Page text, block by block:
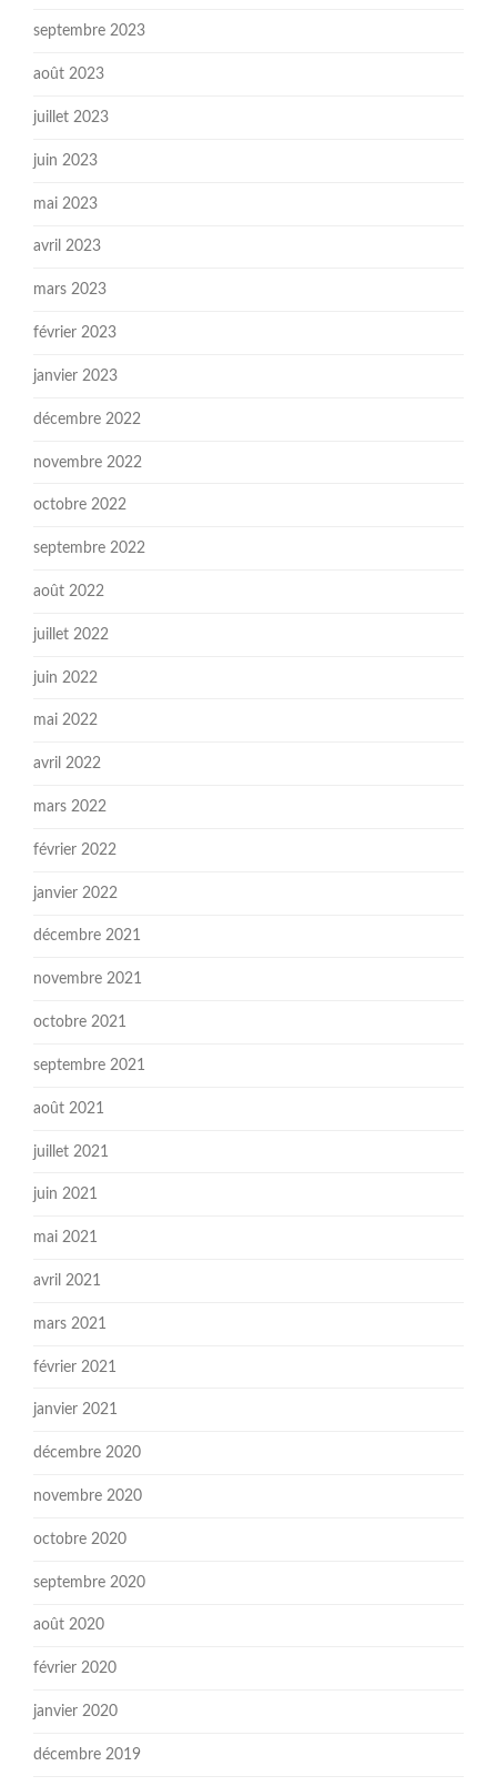
septembre 2023
août 2023
juillet 2023
juin 2023
mai 2023
avril 2023
mars 2023
février 2023
janvier 2023
décembre 2022
novembre 2022
octobre 2022
septembre 2022
août 2022
juillet 2022
juin 2022
mai 2022
avril 2022
mars 2022
février 2022
janvier 2022
décembre 2021
novembre 2021
octobre 2021
septembre 2021
août 2021
juillet 2021
juin 2021
mai 2021
avril 2021
mars 2021
février 2021
janvier 2021
décembre 2020
novembre 2020
octobre 2020
septembre 2020
août 2020
février 2020
janvier 2020
décembre 2019